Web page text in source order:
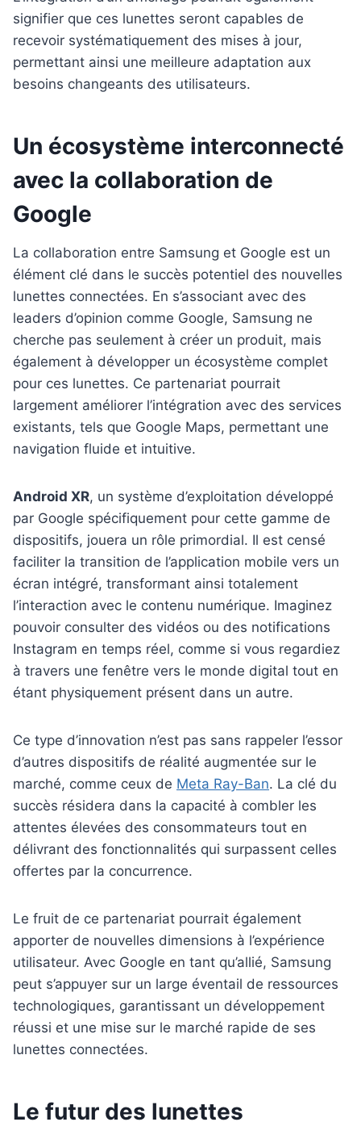
signifier que ces lunettes seront capables de
recevoir systématiquement des mises à jour,
permettant ainsi une meilleure adaptation aux
besoins changeants des utilisateurs.
Un écosystème interconnecté
avec la collaboration de
Google
La collaboration entre Samsung et Google est un
élément clé dans le succès potentiel des nouvelles
lunettes connectées. En s’associant avec des
leaders d’opinion comme Google, Samsung ne
cherche pas seulement à créer un produit, mais
également à développer un écosystème complet
pour ces lunettes. Ce partenariat pourrait
largement améliorer l’intégration avec des services
existants, tels que Google Maps, permettant une
navigation fluide et intuitive.
Android XR, un système d’exploitation développé
par Google spécifiquement pour cette gamme de
dispositifs, jouera un rôle primordial. Il est censé
faciliter la transition de l’application mobile vers un
écran intégré, transformant ainsi totalement
l’interaction avec le contenu numérique. Imaginez
pouvoir consulter des vidéos ou des notifications
Instagram en temps réel, comme si vous regardiez
à travers une fenêtre vers le monde digital tout en
étant physiquement présent dans un autre.
Ce type d’innovation n’est pas sans rappeler l’essor
d’autres dispositifs de réalité augmentée sur le
marché, comme ceux de Meta Ray-Ban. La clé du
succès résidera dans la capacité à combler les
attentes élevées des consommateurs tout en
délivrant des fonctionnalités qui surpassent celles
offertes par la concurrence.
Le fruit de ce partenariat pourrait également
apporter de nouvelles dimensions à l’expérience
utilisateur. Avec Google en tant qu’allié, Samsung
peut s’appuyer sur un large éventail de ressources
technologiques, garantissant un développement
réussi et une mise sur le marché rapide de ses
lunettes connectées.
Le futur des lunettes